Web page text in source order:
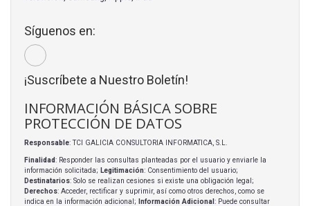
Síguenos en:
¡Suscríbete a Nuestro Boletín!
INFORMACIÓN BÁSICA SOBRE
PROTECCIÓN DE DATOS
Responsable: TCI GALICIA CONSULTORIA INFORMATICA, S.L.
Finalidad: Responder las consultas planteadas por el usuario y enviarle la
información solicitada; Legitimación: Consentimiento del usuario;
Destinatarios: Solo se realizan cesiones si existe una obligación legal;
Derechos: Acceder, rectificar y suprimir, así como otros derechos, como se
indica en la información adicional;
Información Adicional : Puede consultar